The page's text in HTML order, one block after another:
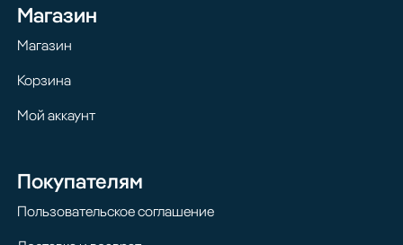
Магазин
Магазин
Корзина
Мой аккаунт
Покупателям
Пользовательское соглашение